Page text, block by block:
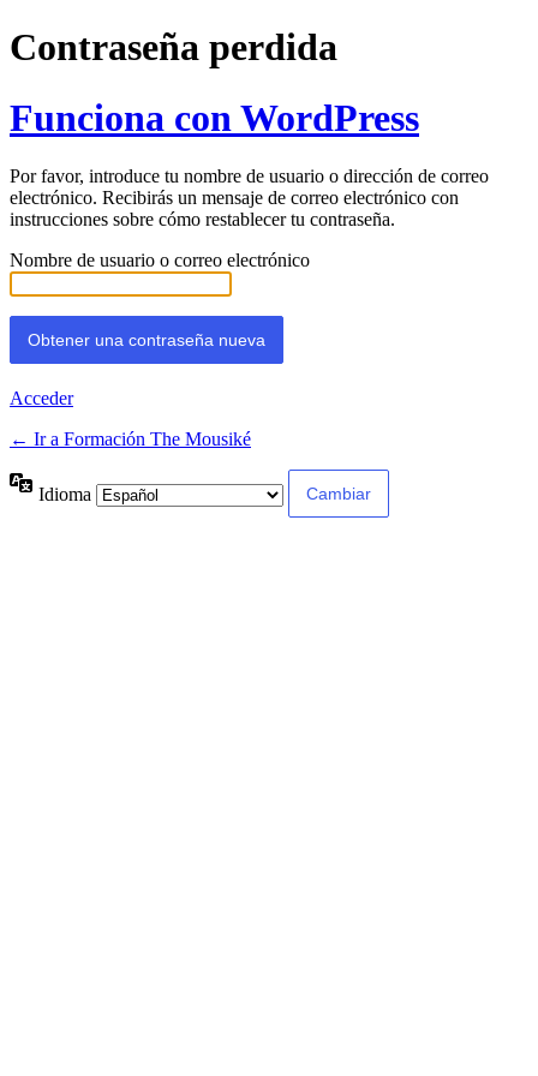
Contraseña perdida
Funciona con WordPress
Por favor, introduce tu nombre de usuario o dirección de correo
electrónico. Recibirás un mensaje de correo electrónico con
instrucciones sobre cómo restablecer tu contraseña.
Nombre de usuario o correo electrónico
Acceder
← Ir a Formación The Mousiké
Idioma